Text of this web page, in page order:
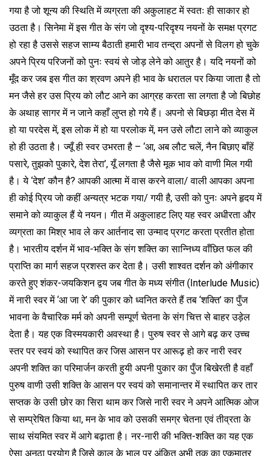
गया है जो शून्य की स्थिति में व्यग्रता की अकुलाहट में स्वतः ही साकार हो
उठता है। सिनेमा में इस गीत के संग जो दृश्य-परिदृश्य नयनों के समक्ष प्रगट
हो रहा है उससे सहज साम्य बैठाती हमारी भाव तन्द्रा अपनों से विलग हो चुके
अपने प्रिय परिजनों को पुनः स्वयं से जोड़ लेने को आतुर है। यदि नयनों को
मूँद कर जब इस गीत का श्रवण अपने ही भाव के धरातल पर किया जाता है तो
मन जैसे हर उस प्रिय को लौट आने का आग्रह करता सा लगता है जो बिछोह
के अथाह सागर में न जाने कहाँ लुप्त हो गये हैं। अपनो से बिछड़ा मीत देस में
हो या परदेस में, इस लोक में हो या परलोक में, मन उसे लौटा लाने को व्याकुल
हो ही उठता है। ज्यूँ ही स्वर उभरता है – ‘आ, अब लौट चलें, नैन बिछाए बाँहें
पसारे, तुझको पुकारे, देश तेरा’, यूँ लगता है जैसे मूक भाव को वाणी मिल गयी
है। ये ‘देश’ कौन है? आपकी आत्मा में वास करने वाला/ वाली आपका अपना
ही कोई प्रिय जो कहीं अन्यत्र भटक गया/ गयी है, उसी को पुनः अपने हृदय में
समाने को व्याकुल हैं ये नयन। गीत में अकुलाहट लिए यह स्वर अधीरता और
व्यग्रता का मिश्र भाव ले कर आर्तनाद सा उन्माद प्रगट करता प्रतीत होता
है। भारतीय दर्शन में भाव-भक्ति के संग शक्ति का सान्निध्य वाँछित फल की
प्राप्ति का मार्ग सहज प्रशस्त कर देता है। उसी शाश्वत दर्शन को अंगीकार
करते हुए शंकर-जयकिशन द्वय जब गीत के मध्य संगीत (Interlude Music)
में नारी स्वर में ‘आ जा रे’ की पुकार को ध्वनित करते हैं तब ‘शक्ति’ का पुँज
भावना के वैचारिक मर्म को अपनी सम्पूर्ण चेतना के संग चित्त से बाहर उड़ेल
देता है। यह एक विस्मयकारी अवस्था है। पुरुष स्वर से आगे बढ़ कर उच्च
स्तर पर स्वयं को स्थापित कर जिस आसन पर आरूढ़ हो कर नारी स्वर
अपनी शक्ति का परिमार्जन करती हुयी अपनी पुकार का पुँज बिखेरती है वहाँ
पुरुष वाणी उसी शक्ति के आसन पर स्वयं को समानान्तर में स्थापित कर तार
सप्तक के उसी छोर का सिरा थाम कर जिसे नारी स्वर ने अपने आत्मिक ओज
से सम्प्रेषित किया था, मन के भाव को उसकी समग्र चेतना एवं तीव्रता के
साथ संयमित स्वर में आगे बढ़ाता है। नर-नारी की भक्ति-शक्ति का यह एक
ऐसा अनूठा प्रयोग है जिसे काल के भाल पर अंकित अभी तक का एकमात्र